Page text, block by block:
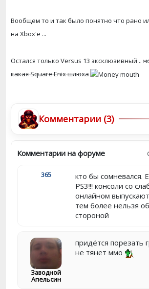
Вообщем то и так было понятно что рано
на Xbox'e ...
Остался только Versus 13 эксклюзивный ..
какая Square Enix шлюха
Комментарии (3)
Комментарии на форуме
365
кто бы сомневался.
PS3!!! консоли со
онлайном
тем более нельзя
стороной
Заводной
Апельсин
придётся порезать
не тянет ммо